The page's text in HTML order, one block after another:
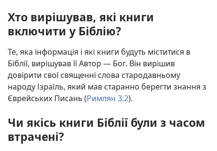
Хто вирішував, які книги
включити у Біблію?
Те, яка інформація і які книги будуть міститися в
Біблії, вирішував її Автор — Бог. Він вирішив
довірити свої священні слова стародавньому
народу Ізраїль, який мав старанно берегти знання з
Єврейських Писань (Римлян 3:2).
Чи якісь книги Біблії були з часом
втрачені?